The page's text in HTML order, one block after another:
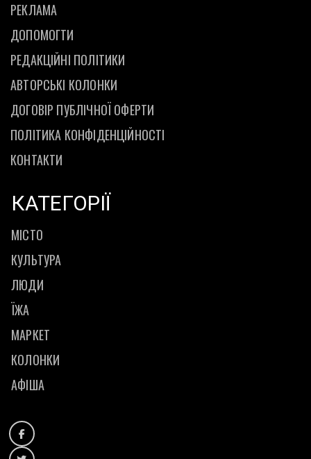
РЕКЛАМА
ДОПОМОГТИ
РЕДАКЦІЙНІ ПОЛІТИКИ
АВТОРСЬКІ КОЛОНКИ
ДОГОВІР ПУБЛІЧНОЇ ОФЕРТИ
ПОЛІТИКА КОНФІДЕНЦІЙНОСТІ
КОНТАКТИ
КАТЕГОРІЇ
МІСТО
КУЛЬТУРА
ЛЮДИ
ЇЖА
МАРКЕТ
КОЛОНКИ
АФІША